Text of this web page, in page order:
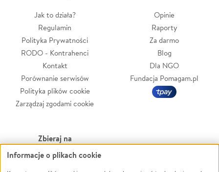
Jak to działa?
Regulamin
Polityka Prywatności
RODO - Kontrahenci
Kontakt
Porównanie serwisów
Polityka plików cookie
Zarządzaj zgodami cookie
Opinie
Raporty
Za darmo
Blog
Dla NGO
Fundacja Pomagam.pl
Zbieraj na
Leczenie
Informacje o plikach cookie